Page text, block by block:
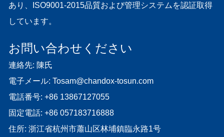
あり、ISO9001-2015品質および管理システムを認証取得
しています。
お問い合わせください
連絡先: 陳氏
電子メール: Tosam@chandox-tosun.com
電話番号: +86 13867127055
固定電話: +86 057183716888
住所: 浙江省杭州市蕭山区林埔鎮臨永路1号